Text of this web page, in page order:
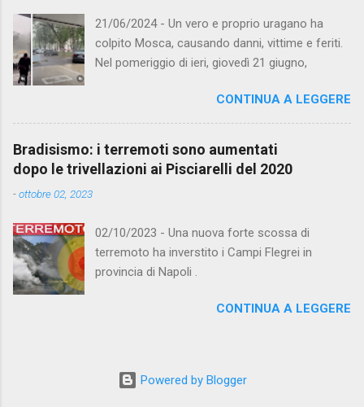
respiratorie,asma,bruciori alle vie aeree ed agli
occhi. SEGUITECI SU FACEBOOK!!!
21/06/2024 - Un vero e proprio uragano ha
colpito Mosca, causando danni, vittime e feriti.
Nel pomeriggio di ieri, giovedì 21 giugno,
CONTINUA A LEGGERE
Bradisismo: i terremoti sono aumentati
dopo le trivellazioni ai Pisciarelli del 2020
-ottobre 02, 2023
02/10/2023 - Una nuova forte scossa di
terremoto ha inverstito i Campi Flegrei in
provincia di Napoli .
CONTINUA A LEGGERE
Powered by Blogger